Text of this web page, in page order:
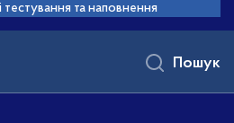
та наповнення
Пошук